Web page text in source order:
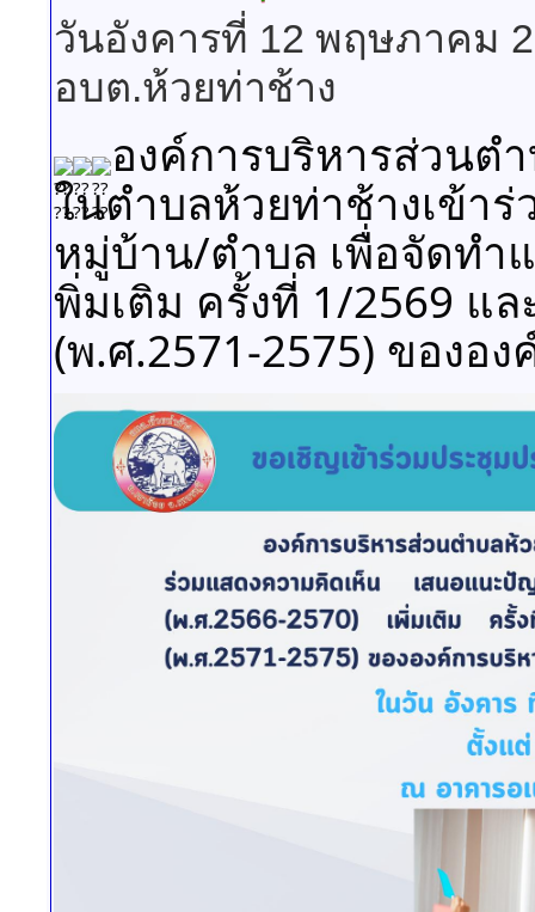
วันอังคารที่ 12 พฤษภาคม
อบต.ห้วยท่าช้าง
องค์การบริหารส่วนต
ในตำบลห้วยท่าช้างเข้า
หมู่บ้าน/ตำบล เพื่อจัดทำ
พิ่มเติม ครั้งที่ 1/2569 แ
(พ.ศ.2571-2575) ของอ